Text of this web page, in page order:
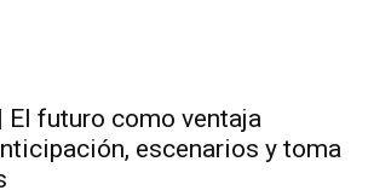
El futuro como ventaja
escenarios y toma